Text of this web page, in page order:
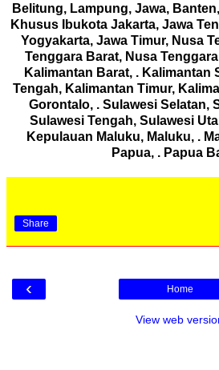
Belitung, Lampung, Jawa,
Khusus Ibukota Jakarta, Jawa
Yogyakarta, Jawa Timur, Nusa
Tenggara Barat, Nusa
Kalimantan Barat, . Kalimantan
Tengah, Kalimantan Timur,
Gorontalo, . Sulawesi Selatan,
Sulawesi Tengah, Sulawesi
Kepulauan Maluku, Maluku, .
Papua, . Papua
Share
‹ Home
View web